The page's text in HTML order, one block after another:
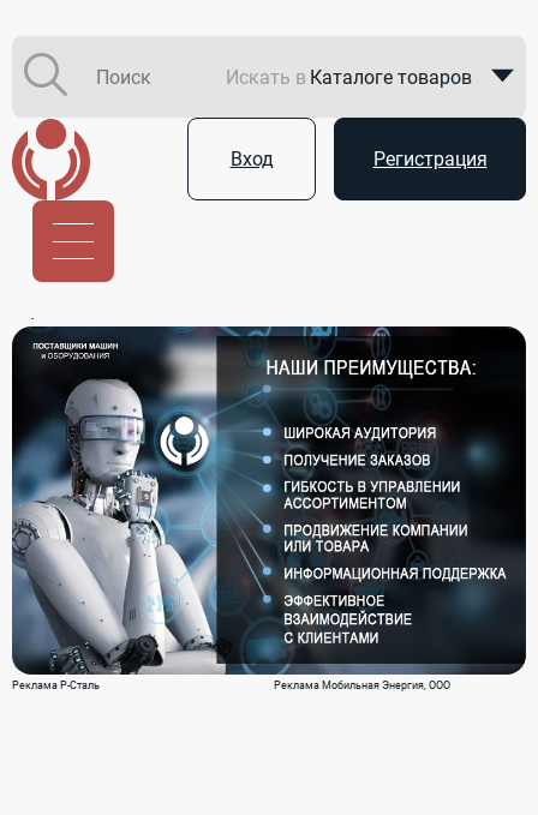
Искать в Каталоге товаров
Вход Регистрация
Реклама Р-Сталь Реклама Мобильная Энергия, ООО